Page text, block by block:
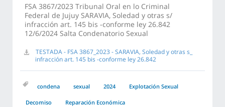
FSA 3867/2023 Tribunal Oral en lo Criminal
Federal de Jujuy SARAVIA, Soledad y otras s/
infracción art. 145 bis -conforme ley 26.842
12/6/2024 Salta Condenatorio Sexual
TESTADA - FSA 3867_2023 - SARAVIA, Soledad y otras s_
infracción art. 145 bis -conforme ley 26.842
condena sexual 2024 Explotación Sexual
Decomiso Reparación Económica